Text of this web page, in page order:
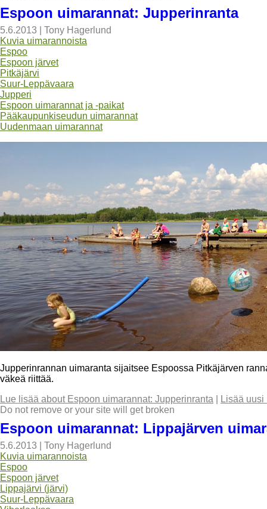
Espoon uimarannat: Jupperinranta
5.6.2013
Tony Hagerlund
Kuvia uimarannoista
Espoo
Espoon järvet
Pitkäjärvi
Suur-Leppävaara
Jupperi
Espoon uimarannat ja -paikat
Pääkaupunkiseudun uimarannat
Uudenmaan uimarannat
Jupperinrannan uimaranta sijaitsee Espoossa Pitkäjärven
väkeä riittää.
Lue lisää about Espoon uimarannat: Jupperinranta
Lisää uusi
Do not remove or your site will get broken
Espoon uimarannat: Lippajärven
5.6.2013
Tony Hagerlund
Kuvia uimarannoista
Espoo
Espoon järvet
Lippajärvi (järvi)
Suur-Leppävaara